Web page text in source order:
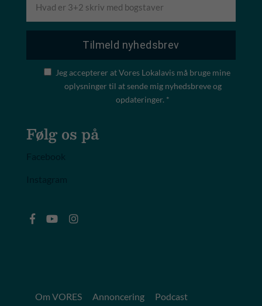
Jeg accepterer at Vores Lokalavis må bruge mine
oplysninger til at sende mig nyhedsbreve og
opdateringer. *
Følg os på
Om VORES Annoncering Podcast